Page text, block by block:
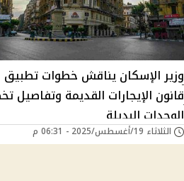
وزير الإسكان يناقش خطوات تطبيق
قانون الإيجارات القديمة وتفاصيل
الوحدات البديلة
الثلاثاء 19/أغسطس/2025 - 06:31 م